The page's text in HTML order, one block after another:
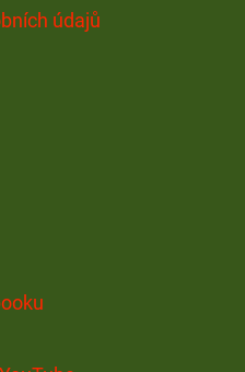
údajů